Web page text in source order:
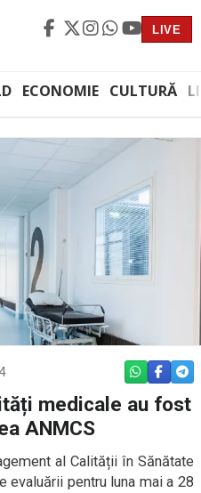
LIVE
ECONOMIE CULTURĂ
WHATSAPP
medicale au fost
ANMCS
al Calității în Sănătate
evaluării pentru luna mai a 28